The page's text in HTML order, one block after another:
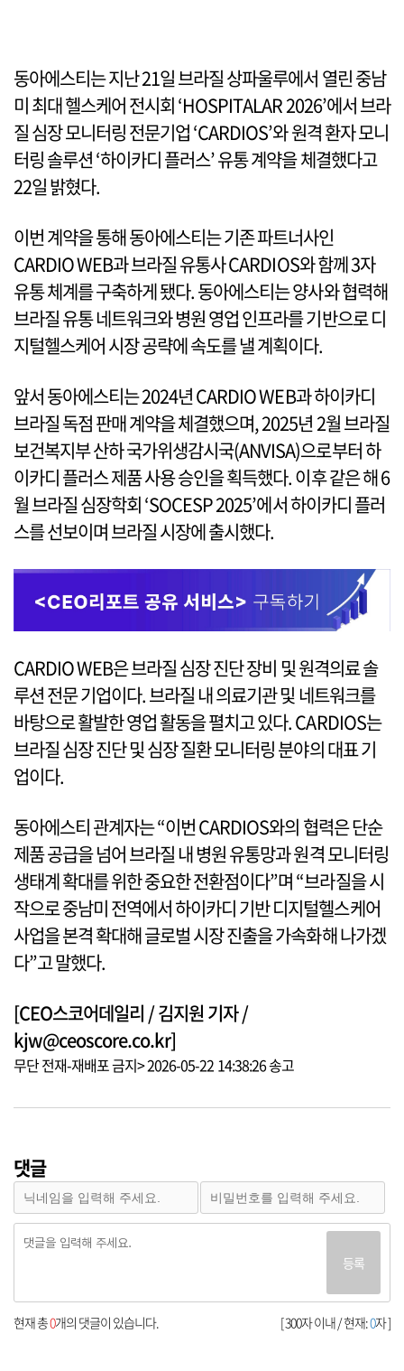
동아에스티는 지난 21일 브라질 상파울루에서 열린 중남
미 최대 헬스케어 전시회 ‘HOSPITALAR 2026’에서 브라
질 심장 모니터링 전문기업 ‘CARDIOS’와 원격 환자 모니
터링 솔루션 ‘하이카디 플러스’ 유통 계약을 체결했다고
22일 밝혔다.
이번 계약을 통해 동아에스티는 기존 파트너사인
CARDIO WEB과 브라질 유통사 CARDIOS와 함께 3자
유통 체계를 구축하게 됐다. 동아에스티는 양사와 협력해
브라질 유통 네트워크와 병원 영업 인프라를 기반으로 디
지털헬스케어 시장 공략에 속도를 낼 계획이다.
앞서 동아에스티는 2024년 CARDIO WEB과 하이카디
브라질 독점 판매 계약을 체결했으며, 2025년 2월 브라질
보건복지부 산하 국가위생감시국(ANVISA)으로부터 하
이카디 플러스 제품 사용 승인을 획득했다. 이후 같은 해 6
월 브라질 심장학회 ‘SOCESP 2025’에서 하이카디 플러
스를 선보이며 브라질 시장에 출시했다.
CARDIO WEB은 브라질 심장 진단 장비 및 원격의료 솔
루션 전문 기업이다. 브라질 내 의료기관 및 네트워크를
바탕으로 활발한 영업 활동을 펼치고 있다. CARDIOS는
브라질 심장 진단 및 심장 질환 모니터링 분야의 대표 기
업이다.
동아에스티 관계자는 “이번 CARDIOS와의 협력은 단순
제품 공급을 넘어 브라질 내 병원 유통망과 원격 모니터링
생태계 확대를 위한 중요한 전환점이다”며 “브라질을 시
작으로 중남미 전역에서 하이카디 기반 디지털헬스케어
사업을 본격 확대해 글로벌 시장 진출을 가속화해 나가겠
다”고 말했다.
[CEO스코어데일리 / 김지원 기자 /
kjw@ceoscore.co.kr]
무단 전재-재배포 금지> 2026-05-22 14:38:26 송고
댓글
등록
[ 300자 이내 / 현재:0자 ]
현재 총0개의 댓글이 있습니다.